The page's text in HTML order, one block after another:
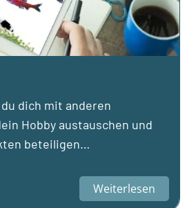
dich mit anderen
Hobby austauschen und
beteiligen…
Weiterlesen